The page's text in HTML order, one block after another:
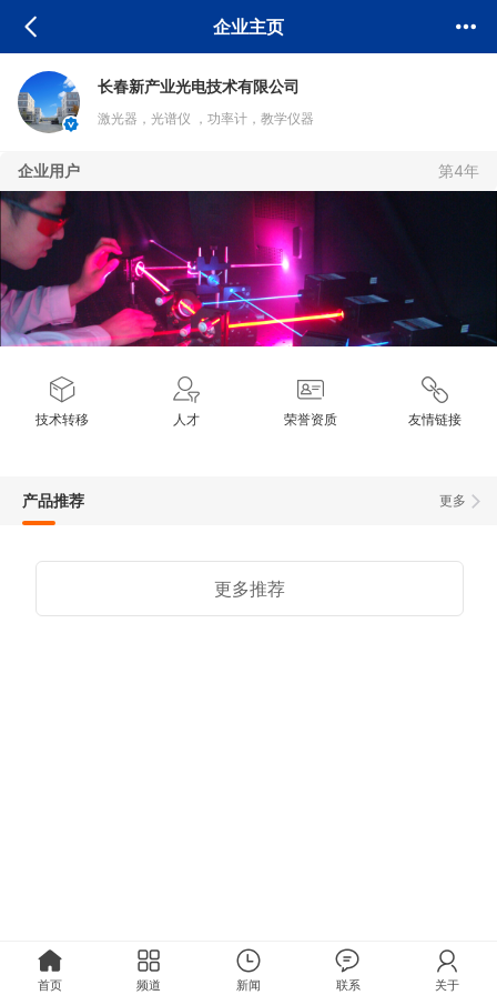
企业主页
长春新产业光电技术有限公司
激光器，光谱仪 ，功率计，教学仪器
企业用户 第4年
技术转移 人才 荣誉资质 友情链接
更多
产品推荐
更多推荐
首页 频道 新闻 联系 关于